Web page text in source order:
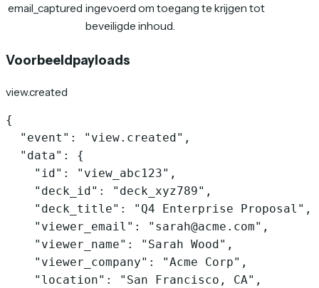
email_captured ingevoerd om toegang te krijgen tot
beveiligde inhoud.
Voorbeeldpayloads
view.created
{
  "event": "view.created",
  "data": {
    "id": "view_abc123",
    "deck_id": "deck_xyz789",
    "deck_title": "Q4 Enterprise Proposal",
    "viewer_email": "sarah@acme.com",
    "viewer_name": "Sarah Wood",
    "viewer_company": "Acme Corp",
    "location": "San Francisco, CA",